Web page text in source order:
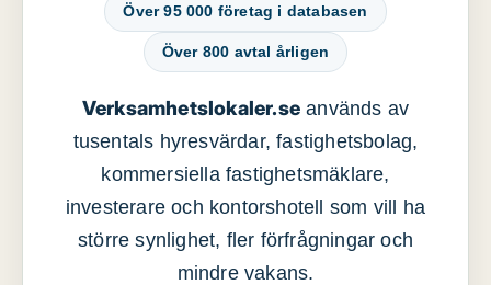
Över 95 000 företag i databasen
Över 800 avtal årligen
Verksamhetslokaler.se används av
tusentals hyresvärdar, fastighetsbolag,
kommersiella fastighetsmäklare,
investerare och kontorshotell som vill ha
större synlighet, fler förfrågningar och
mindre vakans.